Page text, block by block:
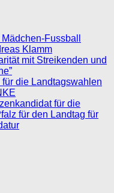
Fussball
Klamm
mit Streikenden und
die Landtagswahlen
für die
für den Landtag für